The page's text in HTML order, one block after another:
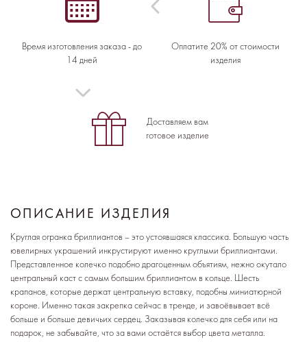
Оплатите 20% от стоимости
изделия
Время изготовления заказа - до
14 дней
Доставляем вам
готовое изделие
ОПИСАНИЕ ИЗДЕЛИЯ
Круглая огранка бриллиантов – это устоявшаяся классика. Большую часть
ювелирных украшений инкрустируют именно круглыми бриллиантами.
Представленное колечко подобно драгоценным объятиям, нежно окутало
центральный каст с самым большим бриллиантом в кольце. Шесть
крапанов, которые держат центральную вставку, подобны миниатюрной
короне. Именно такая закрепка сейчас в тренде, и завоёвывает всё
больше и больше девичьих сердец. Заказывая колечко для себя или на
подарок, не забывайте, что за вами остаётся выбор цвета металла.